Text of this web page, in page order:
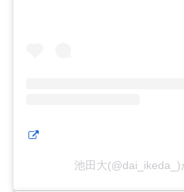
池田大(@dai_ikeda_)